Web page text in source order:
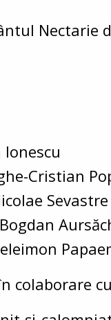
Nectarie
Ionescu
Cristian
Sevastre
Bogdan
colaborare cu